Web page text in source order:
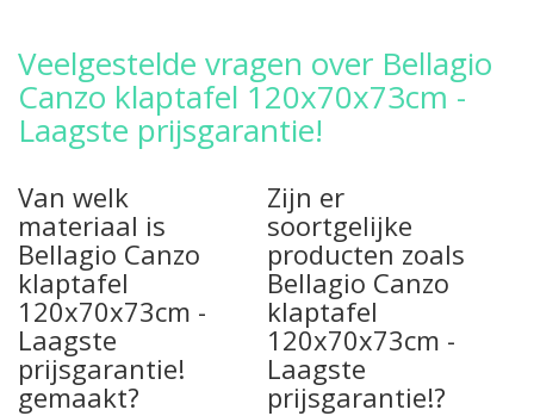
Veelgestelde vragen over Bellagio
Canzo klaptafel 120x70x73cm -
Laagste prijsgarantie!
Van welk
materiaal is
Bellagio Canzo
klaptafel
120x70x73cm -
Laagste
prijsgarantie!
gemaakt?
Zijn er
soortgelijke
producten zoals
Bellagio Canzo
klaptafel
120x70x73cm -
Laagste
prijsgarantie!?